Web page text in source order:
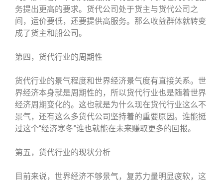
务提出更高的要求。货代公司处于货主与货代公司之
间，运价要低，还要提供高服务。那么收益群体就转变
成了货主和船公司。
第四，货代行业的周期性
货代行业的景气程度和世界经济景气度有直接关系。世
界经济本身就是周期性的，所以货代行业也是随着世界
经济周期变化的。这也就是为什么现在货代行业这么不
景气，还有这么多货代公司坚持着的重要原因。谁能挺
过这个“经济寒冬”谁也就能在未来赚取更多的回报。
第五，货代行业的现状分析
目前来说，世界经济不够景气，复苏力量明显疲软，这